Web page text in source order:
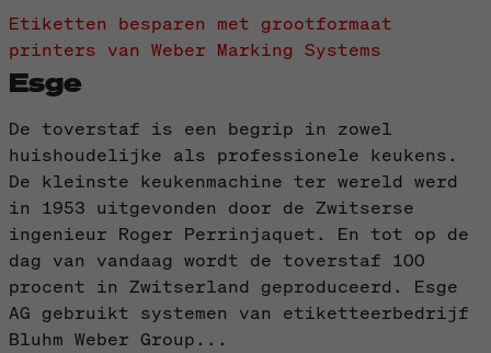
Etiketten besparen met grootformaat
printers van Weber Marking Systems
Esge
De toverstaf is een begrip in zowel
huishoudelijke als professionele keukens.
De kleinste keukenmachine ter wereld werd
in 1953 uitgevonden door de Zwitserse
ingenieur Roger Perrinjaquet. En tot op de
dag van vandaag wordt de toverstaf 100
procent in Zwitserland geproduceerd. Esge
AG gebruikt systemen van etiketteerbedrijf
Bluhm Weber Group...